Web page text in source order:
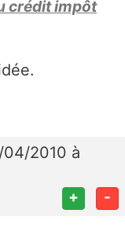
crédit impôt
2010 à
+ -